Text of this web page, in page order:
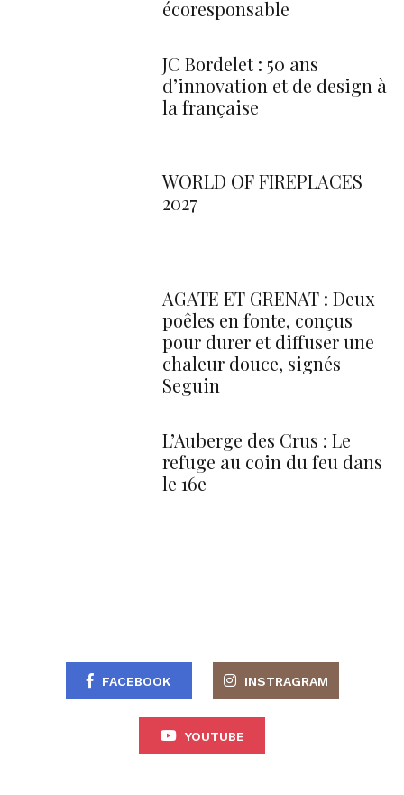
écoresponsable
JC Bordelet : 50 ans
d’innovation et de design à
la française
WORLD OF FIREPLACES
2027
AGATE ET GRENAT : Deux
poêles en fonte, conçus
pour durer et diffuser une
chaleur douce, signés
Seguin
L’Auberge des Crus : Le
refuge au coin du feu dans
le 16e
FACEBOOK INSTRAGRAM
YOUTUBE